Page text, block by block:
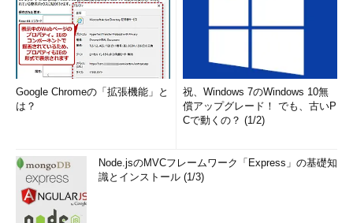
Google Chromeの「拡張機能」と
は？
祝、Windows 7のWindows 10無
償アップグレード！ でも、古いP
Cで動くの？ (1/2)
Node.jsのMVCフレームワーク「Express」の基礎知
識とインストール (1/3)